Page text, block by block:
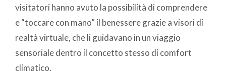
visitatori hanno avuto la possibilità di comprendere
e “toccare con mano” il benessere grazie a visori di
realtà virtuale, che li guidavano in un viaggio
sensoriale dentro il concetto stesso di comfort
climatico.